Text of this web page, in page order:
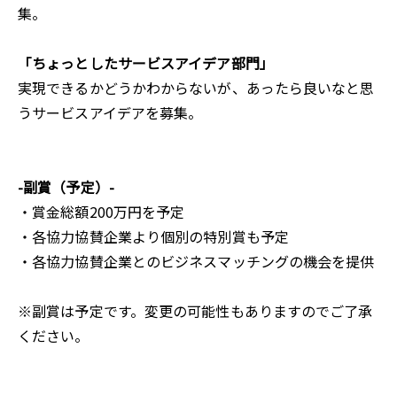
集。
「ちょっとしたサービスアイデア部門」
実現できるかどうかわからないが、あったら良いなと思
うサービスアイデアを募集。
-副賞（予定）-
・賞金総額200万円を予定
・各協力協賛企業より個別の特別賞も予定
・各協力協賛企業とのビジネスマッチングの機会を提供
※副賞は予定です。変更の可能性もありますのでご了承
ください。